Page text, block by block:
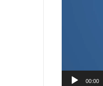
00:00